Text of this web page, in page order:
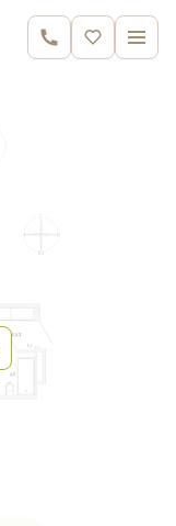
6 580 000 руб.